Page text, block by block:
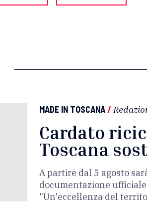
MADE IN TOSCANA/
Cardato
Toscana
A partire dal 5 agosto
documentazione
"Un'eccellenza del